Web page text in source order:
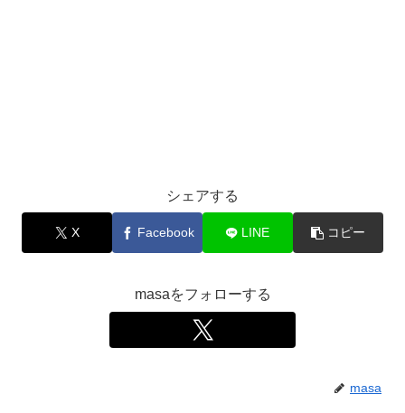
シェアする
X Facebook LINE コピー
masaをフォローする
masa